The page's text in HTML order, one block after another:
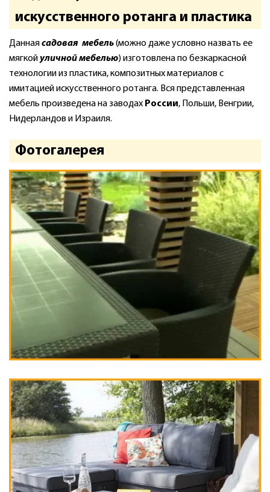
искусственного ротанга и пластика
Даннаясадовая мебель(можно даже условно назвать ее
мягкойуличной мебелью) изготовлена по безкаркасной
технологии из пластика, композитных материалов с
имитацией искусственного ротанга. Вся представленная
мебель произведена на заводах России, Польши, Венгрии,
Нидерландов и Израиля.
Фотогалерея